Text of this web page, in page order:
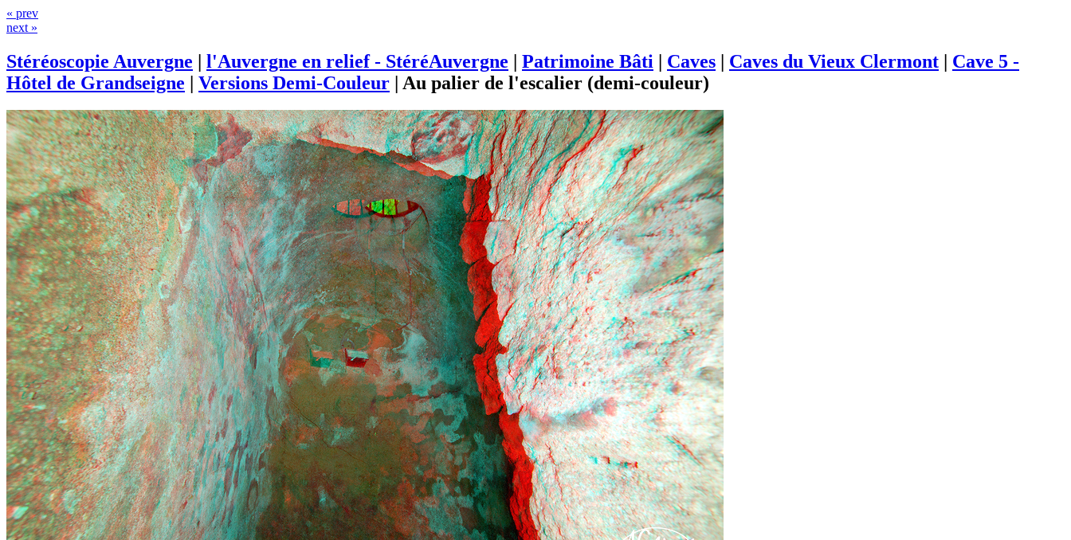
« prev
next »
Stéréoscopie Auvergne | l'Auvergne en relief - StéréAuvergne | Patrimoine Bâti | Caves | Caves du Vieux Clermont | Cave 5 -
Hôtel de Grandseigne | Versions Demi-Couleur | Au palier de l'escalier (demi-couleur)